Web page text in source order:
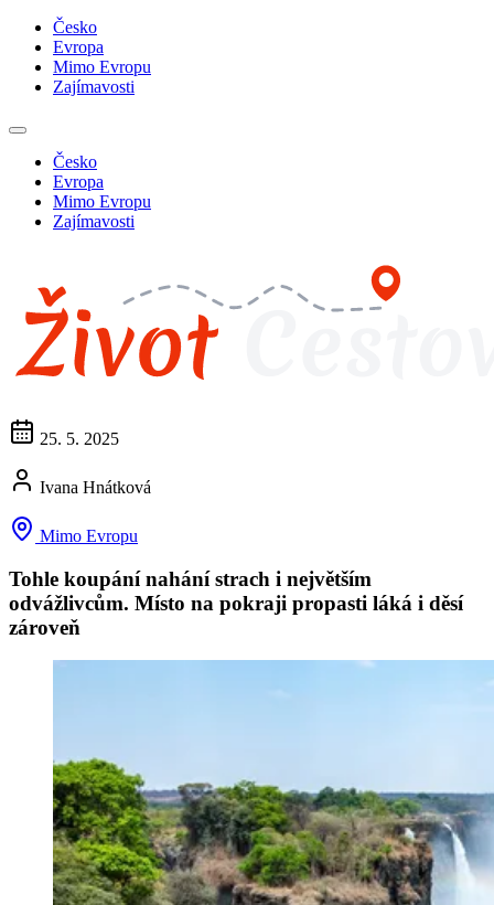
Česko
Evropa
Mimo Evropu
Zajímavosti
Česko
Evropa
Mimo Evropu
Zajímavosti
25. 5. 2025
Ivana Hnátková
Mimo Evropu
Tohle koupání nahání strach i největším
odvážlivcům. Místo na pokraji propasti láká i děsí
zároveň